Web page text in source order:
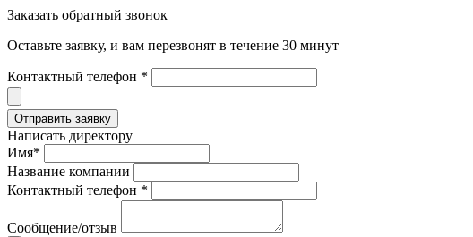
Заказать обратный звонок
Оставьте заявку, и вам перезвонят в течение 30 минут
Контактный телефон *
Написать директору
Имя*
Название компании
Контактный телефон *
Сообщение/отзыв